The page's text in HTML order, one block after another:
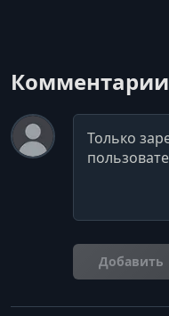
Комментарии
Комментарий
Добавить